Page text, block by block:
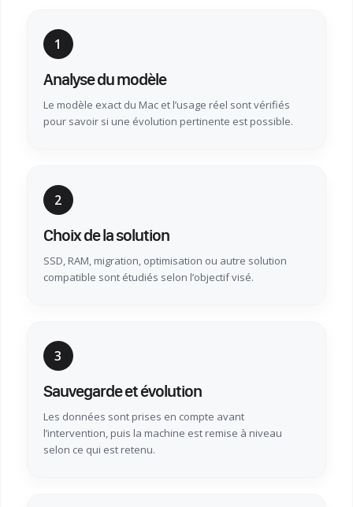
1
Analyse du modèle
Le modèle exact du Mac et l’usage réel sont vérifiés
pour savoir si une évolution pertinente est possible.
2
Choix de la solution
SSD, RAM, migration, optimisation ou autre solution
compatible sont étudiés selon l’objectif visé.
3
Sauvegarde et évolution
Les données sont prises en compte avant
l’intervention, puis la machine est remise à niveau
selon ce qui est retenu.